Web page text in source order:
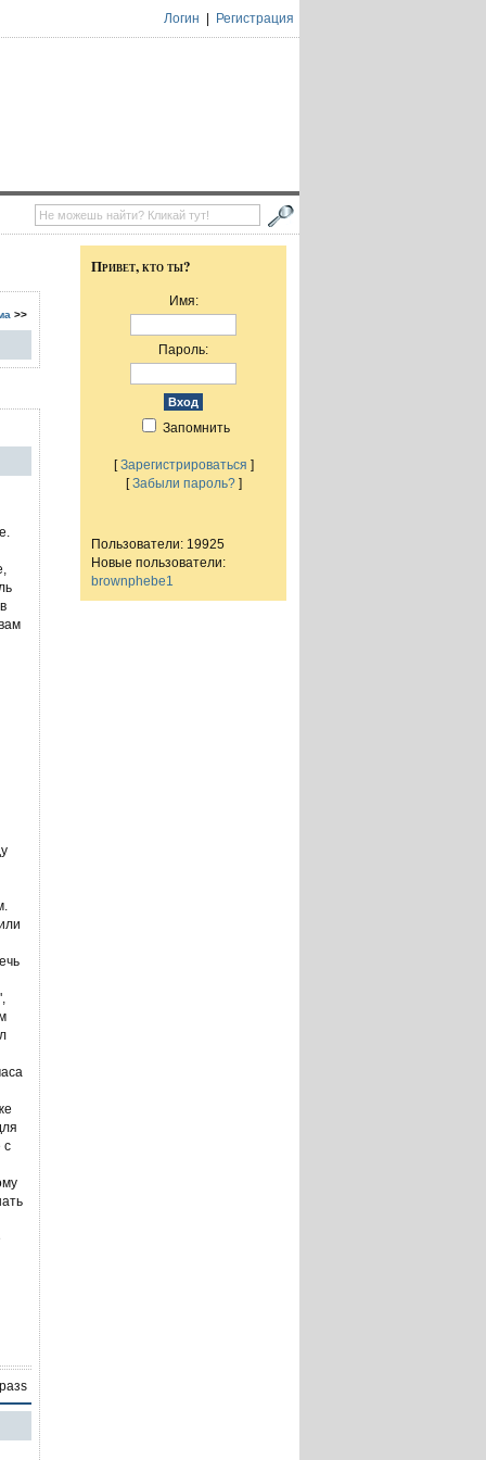
Логин Регистрация
>>
с
Привет, кто ты?
Имя:
Пароль:
Запомнить
[Зарегистрироваться ]
[Забыли пароль?]
Пользователи: 19925
Новые пользователи:
brownphebe1